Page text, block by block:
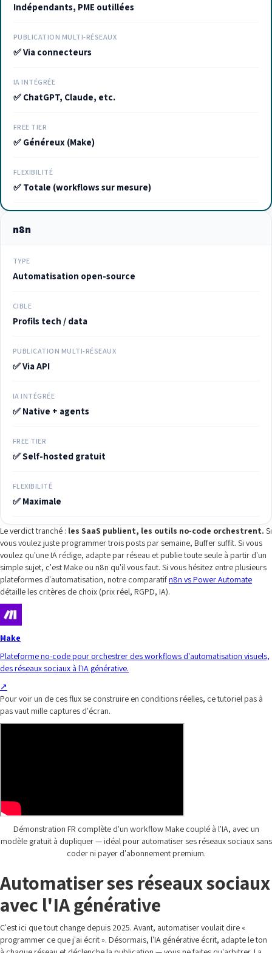
Indépendants, PME outillées
PUBLICATION MULTI-RÉSEAUX
✅ Via connecteurs
IA INTÉGRÉE
✅ ChatGPT, Claude, etc.
FREE TIER
✅ Généreux (Make)
FLEXIBILITÉ
✅ Totale (workflows sur mesure)
n8n
TYPE
Automatisation open-source
CIBLE
Profils tech / data
PUBLICATION MULTI-RÉSEAUX
✅ Via API
IA INTÉGRÉE
✅ Native + agents
FREE TIER
✅ Self-hosted gratuit
FLEXIBILITÉ
✅ Maximale
Le verdict tranché : les SaaS publient, les outils no-code orchestrent. Si
vous voulez juste programmer trois posts par semaine, Buffer suffit. Si vous
voulez qu'une IA rédige, adapte par réseau et publie toute seule à partir d'un
simple sujet, c'est Make ou n8n qu'il vous faut. Si vous hésitez entre plusieurs
plateformes d'automatisation, notre comparatifn8n vs Power Automate
détaille les critères de choix (prix réel, RGPD, IA).
Make
Plateforme no-code pour orchestrer des workflows d'automatisation visuels,
des réseaux sociaux à l'IA générative.
↗
Pour voir un de ces flux se construire en conditions réelles, ce tutoriel pas à
pas vaut mille captures d'écran.
Démonstration FR complète d'un workflow Make couplé à l'IA, avec un
modèle gratuit à dupliquer — idéal pour automatiser ses réseaux sociaux sans
coder ni payer d'abonnement premium.
Automatiser ses réseaux sociaux
avec l'IA générative
C'est ici que tout change depuis 2025. Avant, automatiser voulait dire «
programmer ce que j'ai écrit ». Désormais, l'IA générative écrit, adapte le ton